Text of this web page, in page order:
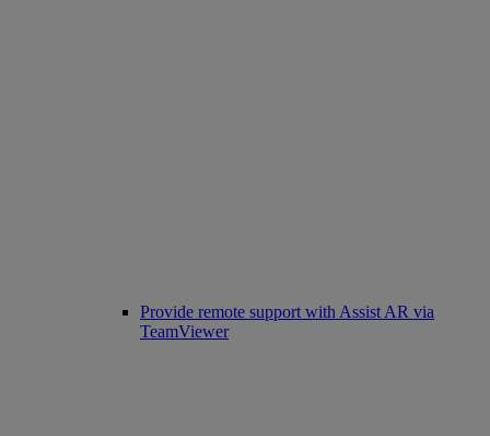
Provide remote support with Assist AR via
TeamViewer